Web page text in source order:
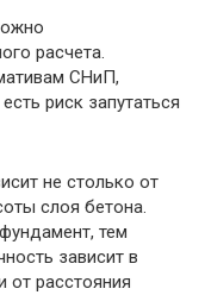
расчета.
СНиП,
риск запутаться
не столько от
слоя бетона.
тем
зависит в
расстояния